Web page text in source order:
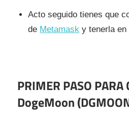
Acto seguido tienes que
de Metamask y tenerla en
PRIMER PASO PARA
DogeMoon